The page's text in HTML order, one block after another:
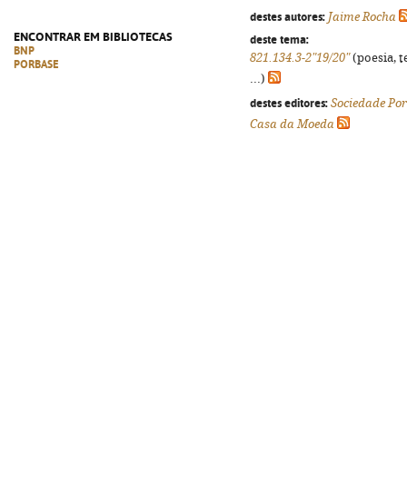
ENCONTRAR EM BIBLIOTECAS
BNP
PORBASE
destes autores: Jaime Rocha
deste tema:
821.134.3-2"19/20"(poesia,
...)
destes editores: Sociedade
Casa da Moeda